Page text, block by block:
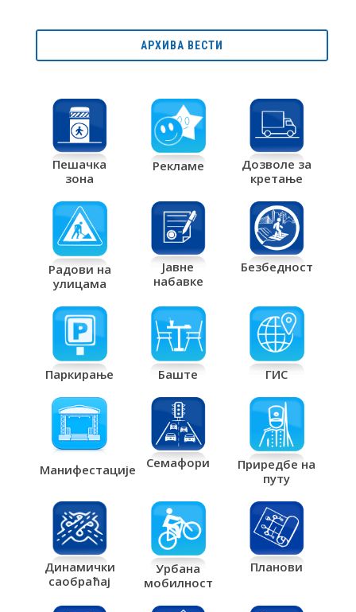
АРХИВА ВЕСТИ
Пешачка
зона
Рекламе
Дозволе за
кретање
Радови на
улицама
Јавне
набавке
Безбедност
Паркирање Баште ГИС
Манифестације Семафори
Приредбе на
путу
Динамички
саобраћај
Урбана
мобилност
Планови